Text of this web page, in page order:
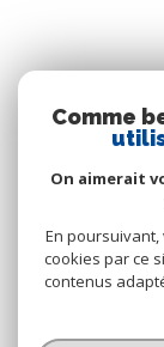
Comme
On aimerait
En
cookies par ce
contenus